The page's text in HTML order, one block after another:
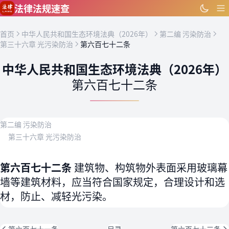
跳到主要内容
法律法规速查
首页 中华人民共和国生态环境法典（2026年）
第二编 污染防治
第三十六章 光污染防治
第六百七十二条
中华人民共和国生态环境法典（2026年）
第六百七十二条
第二编 污染防治
第三十六章 光污染防治
第六百七十二条 建筑物、构筑物外表面采用玻璃幕
墙等建筑材料，应当符合国家规定，合理设计和选
材，防止、减轻光污染。